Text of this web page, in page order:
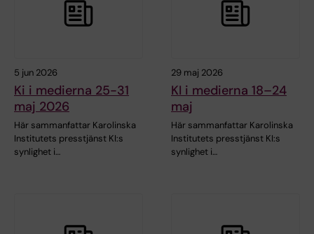
5 jun 2026
Ki i medierna 25-31
maj 2026
Här sammanfattar Karolinska
Institutets presstjänst KI:s
synlighet i…
29 maj 2026
KI i medierna 18–24
maj
Här sammanfattar Karolinska
Institutets presstjänst KI:s
synlighet i…